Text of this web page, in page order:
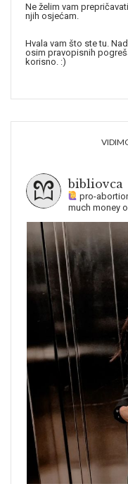
Ne želim vam
njih osjećam.
Hvala vam što ste tu.
osim pravopisnih
korisno. :)
bibliovca
pro-
much money